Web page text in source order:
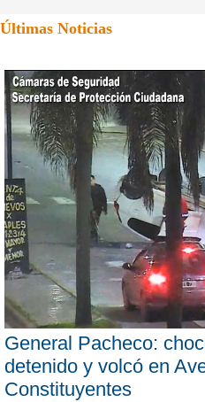
Últimas Noticias
General Pacheco:
detenido y volcó en
Constituyentes